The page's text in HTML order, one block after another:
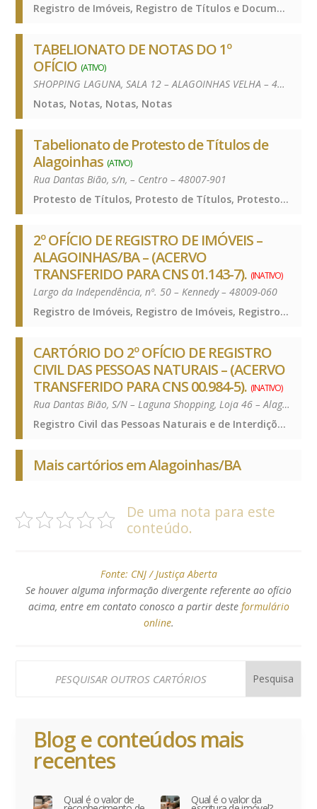
Registro de Imóveis, Registro de Títulos e Documentos e Civis das Pessoas Jurídicas, Registro de Imóveis, Registro de Títulos e Documentos e Civis das Pessoas Jurídicas, Registro de Imóveis, Registro de Títulos e Documentos e Civis das Pessoas Jurídicas, Registro de Imóveis, Registro de Títulos e Documentos e Civis das Pessoas Jurídicas
TABELIONATO DE NOTAS DO 1º
OFÍCIO (ATIVO)
SHOPPING LAGUNA, SALA 12 – ALAGOINHAS VELHA – 48007-510
Notas, Notas, Notas, Notas
Tabelionato de Protesto de Títulos de
Alagoinhas (ATIVO)
Rua Dantas Bião, s/n, – Centro – 48007-901
Protesto de Títulos, Protesto de Títulos, Protesto de Títulos, Protesto de Títulos
2º OFÍCIO DE REGISTRO DE IMÓVEIS –
ALAGOINHAS/BA – (ACERVO
TRANSFERIDO PARA CNS 01.143-7). (INATIVO)
Largo da Independência, nº. 50 – Kennedy – 48009-060
Registro de Imóveis, Registro de Imóveis, Registro de Imóveis, Registro de Imóveis
CARTÓRIO DO 2º OFÍCIO DE REGISTRO
CIVIL DAS PESSOAS NATURAIS – (ACERVO
TRANSFERIDO PARA CNS 00.984-5). (INATIVO)
Rua Dantas Bião, S/N – Laguna Shopping, Loja 46 – Alagoinhas Velha – 48030-030
Registro Civil das Pessoas Naturais e de Interdições e Tutelas, Registro Civil das Pessoas Naturais e de Interdições e Tutelas, Registro Civil das Pessoas Naturais e de Interdições e Tutelas, Registro Civil das Pessoas Naturais e de Interdições e Tutelas
Mais cartórios em Alagoinhas/BA
De uma nota para este
conteúdo.
Fonte: CNJ / Justiça Aberta
Se houver alguma informação divergente referente ao ofício
acima, entre em contato conosco a partir deste formulário
online.
Blog e conteúdos mais
recentes
Qual é o valor de Qual é o valor da